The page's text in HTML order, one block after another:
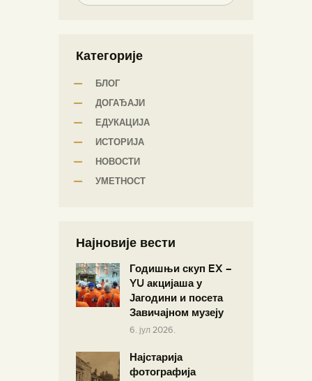
Категорије
БЛОГ
ДОГАЂАЈИ
ЕДУКАЦИЈА
ИСТОРИЈА
НОВОСТИ
УМЕТНОСТ
Најновије вести
Годишњи скуп EX –
YU акцијаша у
Јагодини и посета
Завичајном музеју
6. јул 2026.
Најстарија
фотографија